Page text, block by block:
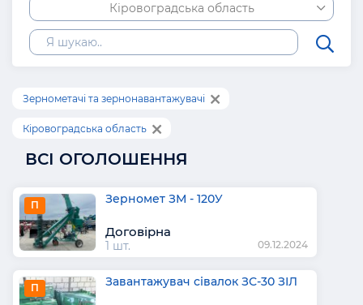
Кіровоградська область
Зернометачі та зернонавантажувачі
Кіровоградська область
ВСІ ОГОЛОШЕННЯ
П Зерномет ЗМ - 120У
Договірна
1 шт. 09.12.2024
П Завантажувач сівалок ЗС-30 ЗІЛ